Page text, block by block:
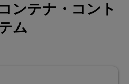
ンテナ・コント
ム